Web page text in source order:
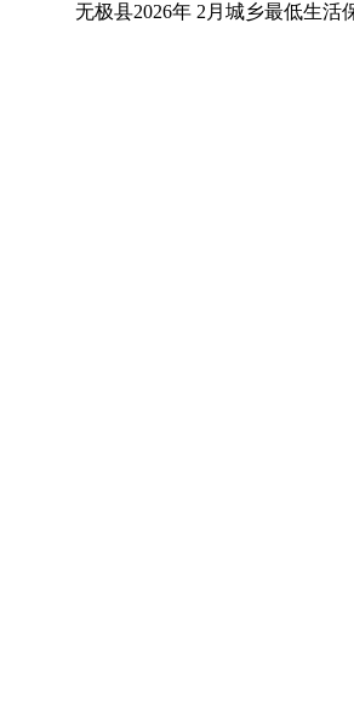
无极县2026年 2月城乡最低生活